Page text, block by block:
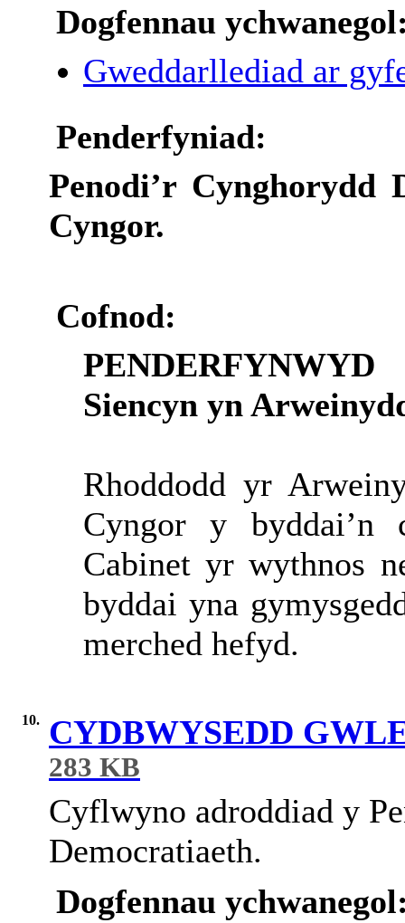
Dogfennau
Gweddarllediad ar
Penderfyniad:
Penodi’r
Cyngor.
Cofnod:
Siencyn yn
Rhoddodd yr
Cyngor y byddai’n
Cabinet yr wythnos
byddai yna
merched hefyd.
10. CYDBWYSEDD
283 KB
Cyflwyno adroddiad y
Democratiaeth.
Dogfennau